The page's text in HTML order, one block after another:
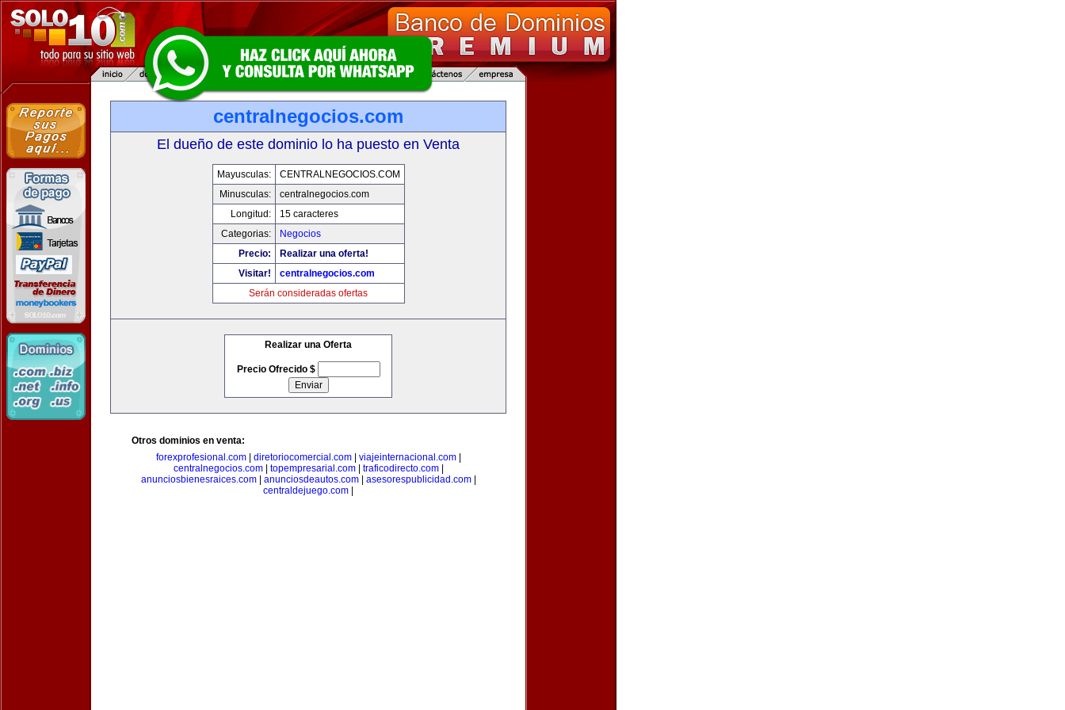
centralnegocios.com
El dueño de este dominio lo ha puesto en Venta
Mayusculas:
CENTRALNEGOCIOS.COM
Minusculas:
centralnegocios.com
Longitud:
15 caracteres
Categorias:
Negocios
Precio:
Realizar una oferta!
Visitar!
centralnegocios.com
Serán consideradas ofertas
Realizar una Oferta
Precio Ofrecido $
Otros dominios en venta:
forexprofesional.com| diretoriocomercial.com| viajeinternacional.com|
centralnegocios.com| topempresarial.com| traficodirecto.com|
anunciosbienesraices.com| anunciosdeautos.com| asesorespublicidad.com|
centraldejuego.com